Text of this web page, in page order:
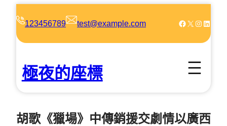
123456789 test@example.com Facebook X Instagram LinkedIn
極夜的座標
胡歌《獵場》中傳銷援交劇情以廣西